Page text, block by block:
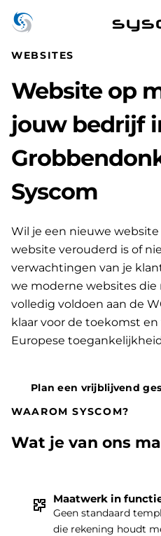
THEMA |
WEBSITES
Website op
jouw bedrijf
Syscom
Wil je een nieuwe
website verouderd is of
verwachtingen van je
we moderne websites
volledig voldoen aan de
klaar voor de toekomst
Europese
Plan een vrijblijvend
WAAROM SYSCOM?
Wat je van ons
Maatwerk in
Geen standaard
die rekening houdt